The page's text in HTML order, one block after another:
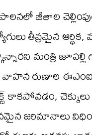
జీతాల
తీవ్రమైన
మంత్రి జూపల్లి
వాహన రుణాల
కాకపోవడం,
జరిమానాలు